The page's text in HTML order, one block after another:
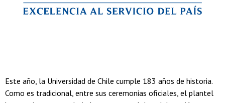
Este año, la Universidad de Chile cumple 183 años de historia.
Como es tradicional, entre sus ceremonias oficiales, el plantel